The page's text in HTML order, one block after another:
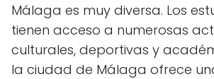
Málaga es muy diversa. Los
tienen acceso a numerosas
culturales, deportivas y
la ciudad de Málaga ofrece